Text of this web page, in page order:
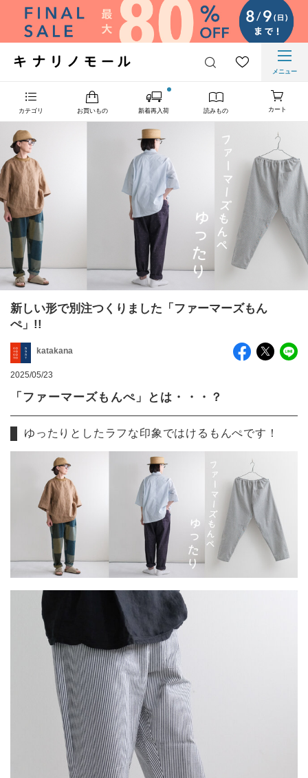
メニュー
カテゴリ お買いもの 新着再入荷 読みもの カート
新しい形で別注つくりました「ファーマーズもん
ぺ」!!
katakana
2025/05/23
「ファーマーズもんぺ」とは・・・？
ゆったりとしたラフな印象ではけるもんぺです！